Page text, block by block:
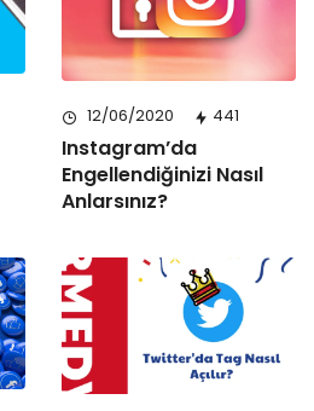
12/06/2020 441
Instagram’da
Engellendiğinizi Nasıl
Anlarsınız?